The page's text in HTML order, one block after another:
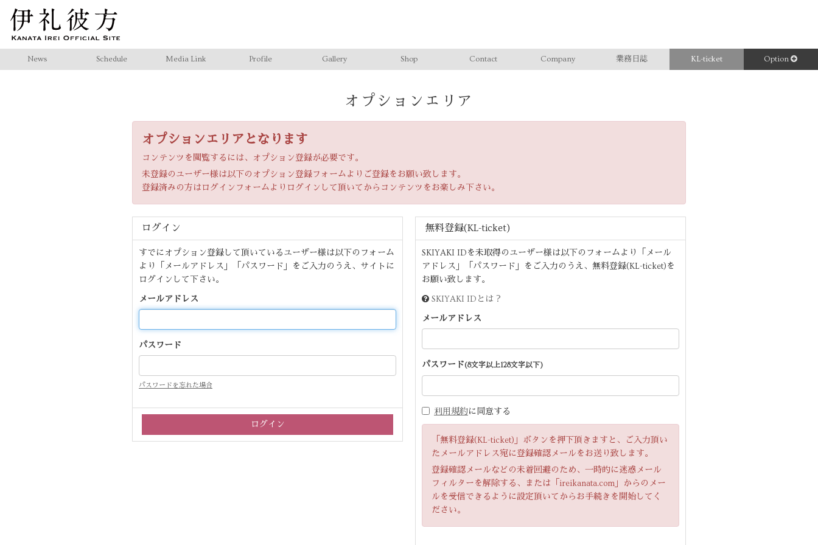
News Schedule Media Link Profile Gallery Shop Contact Company 業務日誌 KL-ticket Option
オプションエリア
オプションエリアとなります
コンテンツを閲覧するには、オプション登録が必要です。
未登録のユーザー様は以下のオプション登録フォームよりご登録をお願い致します。
登録済みの方はログインフォームよりログインして頂いてからコンテンツをお楽しみ下さい。
ログイン
すでにオプション登録して頂いているユーザー様は以下のフォーム
より「メールアドレス」「パスワード」をご入力のうえ、サイトに
ログインして下さい。
メールアドレス
パスワード
パスワードを忘れた場合
無料登録(KL-ticket)
SKIYAKI IDを未取得のユーザー様は以下のフォームより「メール
アドレス」「パスワード」をご入力のうえ、無料登録(KL-ticket)を
お願い致します。
SKIYAKI IDとは？
メールアドレス
パスワード(8文字以上128文字以下)
利用規約に同意する
「無料登録(KL-ticket)」ボタンを押下頂きますと、ご入力頂い
たメールアドレス宛に登録確認メールをお送り致します。
登録確認メールなどの未着回避のため、一時的に迷惑メール
フィルターを解除する、または「ireikanata.com」からのメー
ルを受信できるように設定頂いてからお手続きを開始してく
ださい。